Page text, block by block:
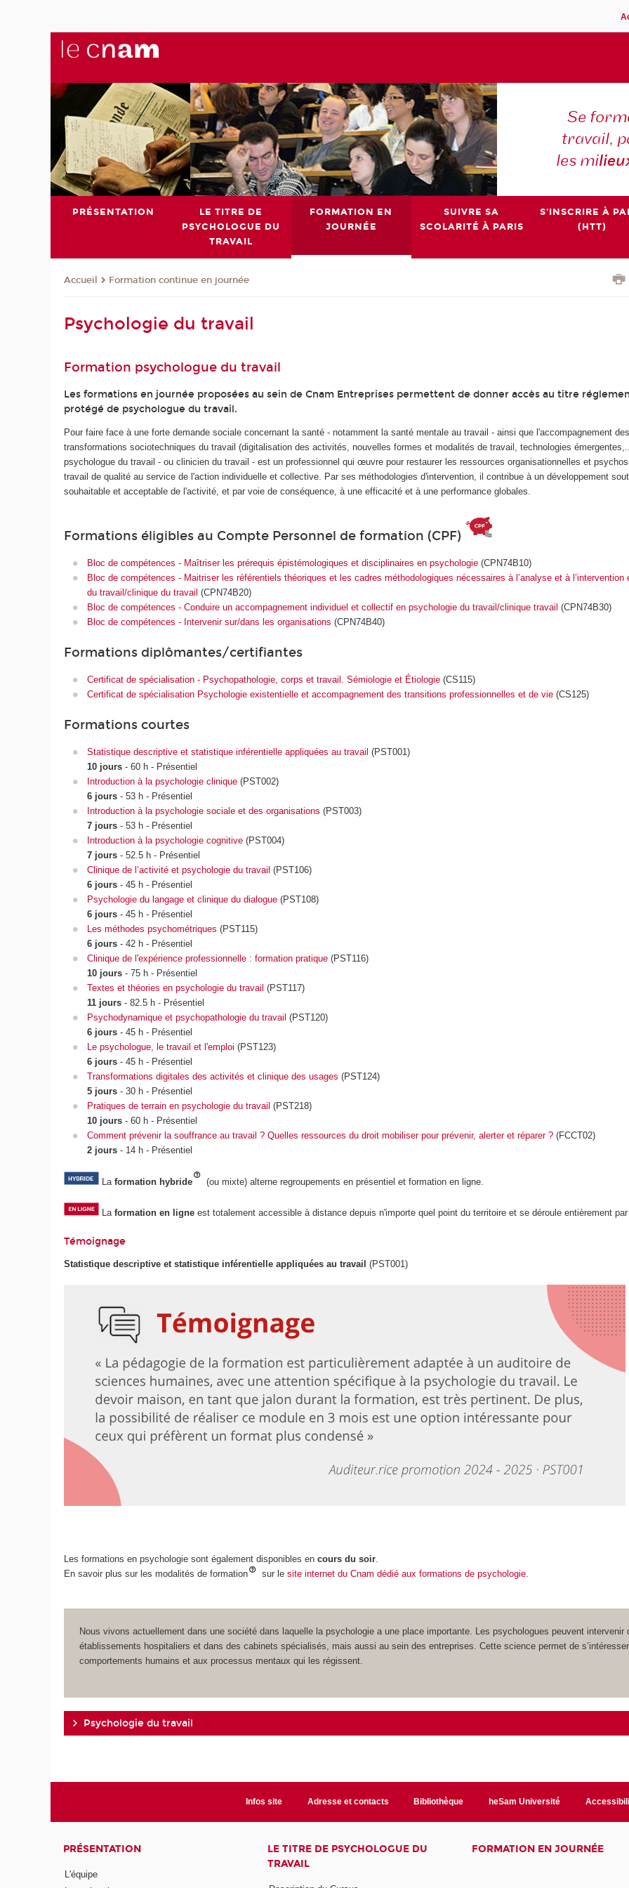
Se
travail,
les mi
PRÉSENTATION
LE TITRE DE
PSYCHOLOGUE DU
TRAVAIL
FORMATION EN
JOURNÉE
SUIVRE SA
SCOLARITÉ À PARIS
S'INSCRIRE À
(HTT)
Accueil Formation continue en journée
Psychologie du travail
Formation psychologue du travail
Les formations en journée proposées au sein de Cnam Entreprises permettent de donner accès au titre
protégé de psychologue du travail.
Pour faire face à une forte demande sociale concernant la santé - notamment la santé mentale au travail - ainsi que l'accompagnement des
transformations sociotechniques du travail (digitalisation des activités, nouvelles formes et modalités de travail, technologies
psychologue du travail - ou clinicien du travail - est un professionnel qui œuvre pour restaurer les ressources organisationnelles et
travail de qualité au service de l'action individuelle et collective. Par ses méthodologies d'intervention, il contribue à un développement
souhaitable et acceptable de l'activité, et par voie de conséquence, à une efficacité et à une performance globales.
Formations éligibles au Compte Personnel de formation (CPF)
Bloc de compétences - Maîtriser les prérequis épistémologiques et disciplinaires en psychologie(CPN74B10)
Bloc de compétences - Maitriser les référentiels théoriques et les cadres méthodologiques nécessaires à l’analyse et à l’intervention
du travail/clinique du travail (CPN74B20)
Bloc de compétences - Conduire un accompagnement individuel et collectif en psychologie du travail/clinique travail (CPN74B30)
Bloc de compétences - Intervenir sur/dans les organisations (CPN74B40)
Formations diplômantes/certifiantes
Certificat de spécialisation - Psychopathologie, corps et travail. Sémiologie et Étiologie(CS115)
Certificat de spécialisation Psychologie existentielle et accompagnement des transitions professionnelles et de vie(CS125)
Formations courtes
Statistique descriptive et statistique inférentielle appliquées au travail (PST001)
10 jours - 60 h - Présentiel
Introduction à la psychologie clinique(PST002)
6 jours - 53 h - Présentiel
Introduction à la psychologie sociale et des organisations (PST003)
7 jours - 53 h - Présentiel
Introduction à la psychologie cognitive(PST004)
7 jours - 52.5 h - Présentiel
Clinique de l’activité et psychologie du travail (PST106)
6 jours - 45 h - Présentiel
Psychologie du langage et clinique du dialogue(PST108)
6 jours - 45 h - Présentiel
Les méthodes psychométriques (PST115)
6 jours - 42 h - Présentiel
Clinique de l'expérience professionnelle : formation pratique(PST116)
10 jours - 75 h - Présentiel
Textes et théories en psychologie du travail (PST117)
11 jours - 82.5 h - Présentiel
Psychodynamique et psychopathologie du travail (PST120)
6 jours - 45 h - Présentiel
Le psychologue, le travail et l'emploi (PST123)
6 jours - 45 h - Présentiel
Transformations digitales des activités et clinique des usages (PST124)
5 jours - 30 h - Présentiel
Pratiques de terrain en psychologie du travail (PST218)
10 jours- 60 h - Présentiel
Comment prévenir la souffrance au travail ? Quelles ressources du droit mobiliser pour prévenir, alerter et réparer ?(FCCT02)
2 jours- 14 h - Présentiel
Laformation hybride (ou mixte) alterne regroupements en présentiel et formation en ligne.
Laformation en ligne est totalement accessible à distance depuis n'importe quel point du territoire et se déroule entièrement
Témoignage
Statistique descriptive et statistique inférentielle appliquées au travail (PST001)
Les formations en psychologie sont également disponibles encours du soir
En savoir plus sur les modalités de formation
sur lesite internet du Cnam dédié aux formations de psychologie
Nous vivons actuellement dans une société dans laquelle la psychologie a une place importante. Les psychologues peuvent intervenir
établissements hospitaliers et dans des cabinets spécialisés, mais aussi au sein des entreprises. Cette science permet de
comportements humains et aux processus mentaux qui les régissent.
Psychologie du travail
Infos site Adresse et contacts Bibliothèque heSam Université
PRÉSENTATION
L'équipe
LE TITRE DE PSYCHOLOGUE DU
TRAVAIL
FORMATION EN JOURNÉE